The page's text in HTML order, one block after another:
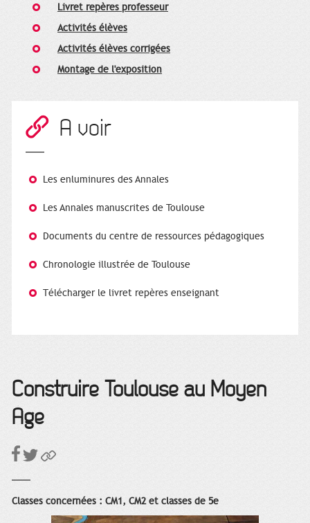
Livret repères professeur
Activités élèves
Activités élèves corrigées
Montage de l'exposition
A voir
Les enluminures des Annales
Les Annales manuscrites de Toulouse
Documents du centre de ressources pédagogiques
Chronologie illustrée de Toulouse
Télécharger le livret repères enseignant
Construire Toulouse au Moyen
Âge
Classes concernées : CM1, CM2 et classes de 5e